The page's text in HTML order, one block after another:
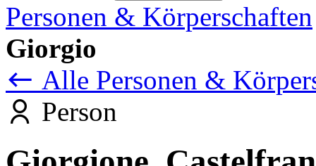
Personen & Körperschaften
Giorgio
Alle Personen &
Person